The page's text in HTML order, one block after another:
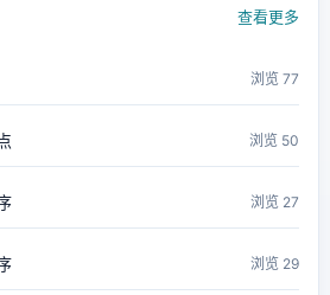
查看更多
浏览 77
浏览 50
浏览 27
浏览 29